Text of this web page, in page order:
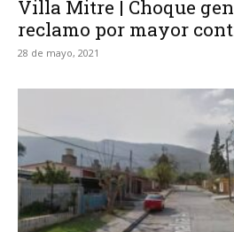
Villa Mitre | Choque
reclamo por mayor
28 de mayo, 2021